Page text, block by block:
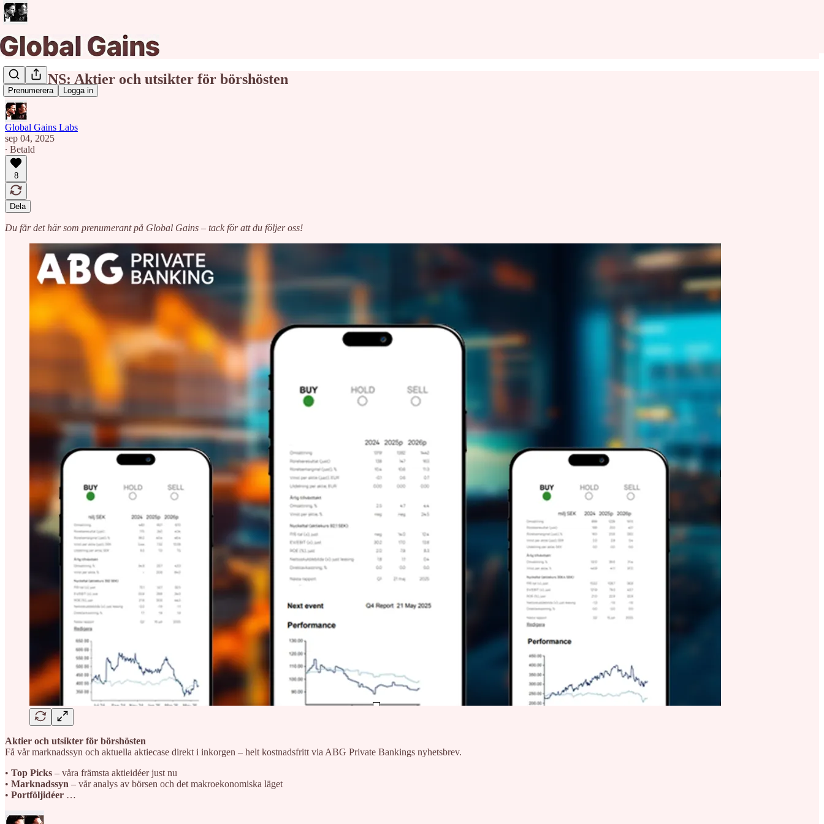
Prenumerera Logga in
ANNONS: Aktier och utsikter för börshösten
Global Gains Labs
sep 04, 2025
∙ Betald
8
Dela
Du får det här som prenumerant på Global Gains – tack för att du följer oss!
Aktier och utsikter för börshösten
Få vår marknadssyn och aktuella aktiecase direkt i inkorgen – helt kostnadsfritt via ABG Private Bankings nyhetsbrev.
• Top Picks – våra främsta aktieidéer just nu
• Marknadssyn – vår analys av börsen och det makroekonomiska läget
• Portföljidéer …